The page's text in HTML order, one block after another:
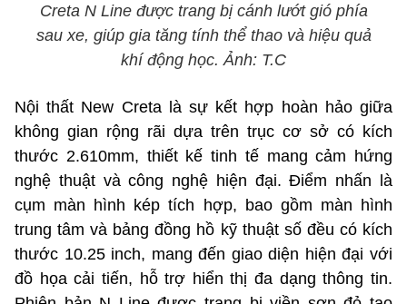
Creta N Line được trang bị cánh lướt gió phía
sau xe, giúp gia tăng tính thể thao và hiệu quả
khí động học. Ảnh: T.C
Nội thất New Creta là sự kết hợp hoàn hảo giữa
không gian rộng rãi dựa trên trục cơ sở có kích
thước 2.610mm, thiết kế tinh tế mang cảm hứng
nghệ thuật và công nghệ hiện đại. Điểm nhấn là
cụm màn hình kép tích hợp, bao gồm màn hình
trung tâm và bảng đồng hồ kỹ thuật số đều có kích
thước 10.25 inch, mang đến giao diện hiện đại với
đồ họa cải tiến, hỗ trợ hiển thị đa dạng thông tin.